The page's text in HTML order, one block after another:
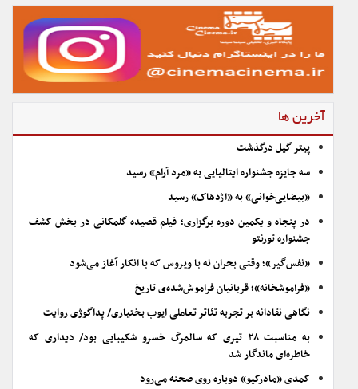
آخرین ها
پیتر گیل درگذشت
سه جایزه جشنواره ایتالیایی به «مرد آرام» رسید
«بیضایی‌خوانی» به «اژدهاک» رسید
در پنجاه و یکمین دوره برگزاری؛ فیلم قصیده گلمکانی در بخش کشف
جشنواره تورنتو
«نفس‌گیر»؛ وقتی بحران نه با ویروس که با انکار آغاز می‌شود
«فراموشخانه»؛ قربانیان فراموش‌شده‌ی تاریخ
نگاهی نقادانه بر تجربه تئاتر تعاملی ایوب بختیاری/ پداگوژی روایت
به مناسبت ۲۸ تیری که سالمرگ خسرو شکیبایی بود/ دیداری که
خاطره‌ای ماندگار شد
کمدی «مادرکیو» دوباره روی صحنه می‌رود